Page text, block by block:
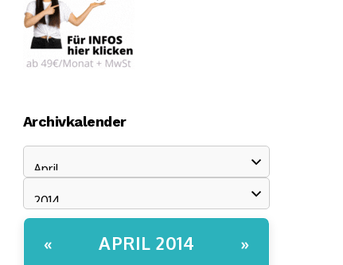
Archivkalender
« APRIL 2014 »